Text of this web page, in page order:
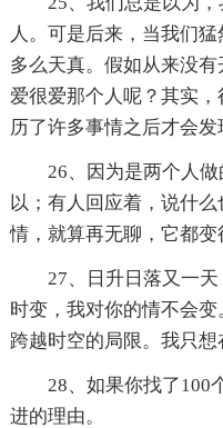
人。可是后来，当我们
多么天真。假如从来没
爱很爱那个人呢？其实
历了许多事情之后才会发
26、因为是两个人
以；有人回应着，说什
情，就算再无聊，它都变
27、日升日落又一
时变，我对你的情不会
跨越时空的局限。我只想
28、如果你找了100
进的理由。